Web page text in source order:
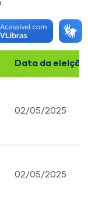
Data da eleição
02/05/2025
−
02/05/2025